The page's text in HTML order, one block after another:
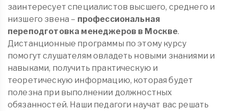
заинтересует специалистов высшего, среднего и
низшего звена – профессиональная
переподготовка менеджеров в Москве.
Дистанционные программы по этому курсу
помогут слушателям овладеть новыми знаниями и
навыками, получить практическую и
теоретическую информацию, которая будет
полезна при выполнении должностных
обязанностей. Наши педагоги научат вас решать